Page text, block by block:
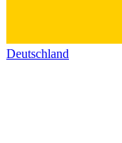
Deutschland